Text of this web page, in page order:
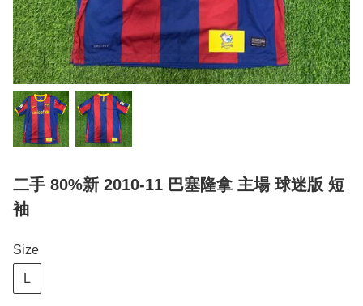
二手 80%新 2010-11 巴塞隆拿 主場 球迷版 短
袖
Size
L